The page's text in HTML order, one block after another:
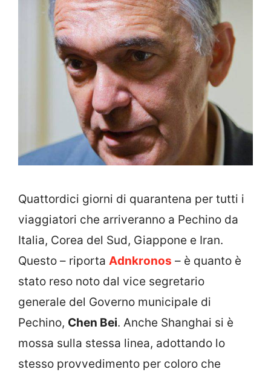
Quattordici giorni di quarantena per tutti i
viaggiatori che arriveranno a Pechino da
Italia, Corea del Sud, Giappone e Iran.
Questo – riporta Adnkronos – è quanto è
stato reso noto dal vice segretario
generale del Governo municipale di
Pechino, Chen Bei. Anche Shanghai si è
mossa sulla stessa linea, adottando lo
stesso provvedimento per coloro che